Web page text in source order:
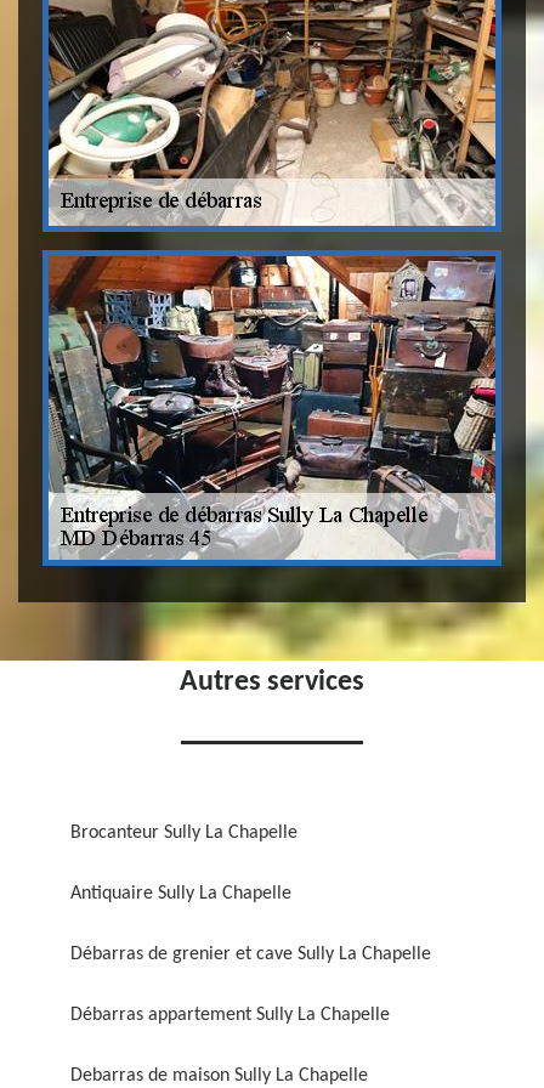
Autres services
Brocanteur Sully La Chapelle
Antiquaire Sully La Chapelle
Débarras de grenier et cave Sully La Chapelle
Débarras appartement Sully La Chapelle
Debarras de maison Sully La Chapelle